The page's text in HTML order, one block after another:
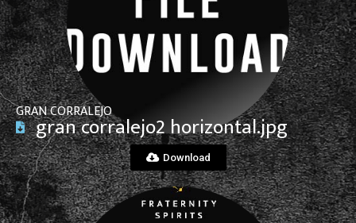
View File
GRAN CORRALEJO
gran corralejo2 horizontal.jpg
Download